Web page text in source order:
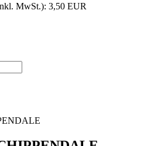
MwSt.): 3,50 EUR